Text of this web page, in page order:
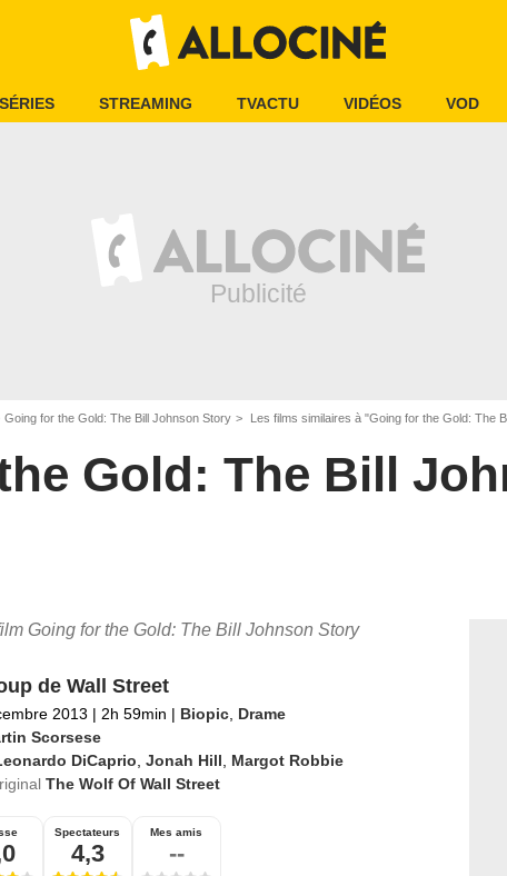
SÉRIES STREAMING TVACTU VIDÉOS VOD
Going for the Gold: The Bill Johnson Story Les films similaires à "Going for the Gold: The
Gold: The Bill
Going for the Gold: The Bill Johnson Story
de Wall Street
2013 | 2h 59min | Biopic, Drame
Scorsese
DiCaprio Jonah Hill
Margot Robbie
The Wolf Of Wall Street
Spectateurs
4,3
Mes amis
--